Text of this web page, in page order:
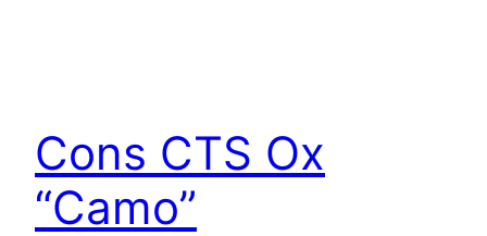
Cons CTS Ox
“Camo”